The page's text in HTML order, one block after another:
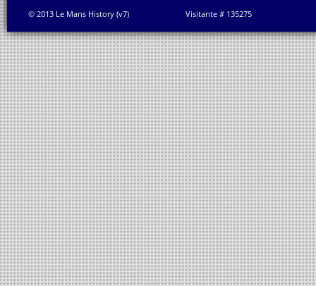
© 2013 Le Mans History (v7) Visitante # 135275